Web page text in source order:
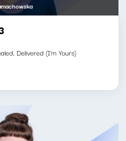
Delivered (I'm Yours)